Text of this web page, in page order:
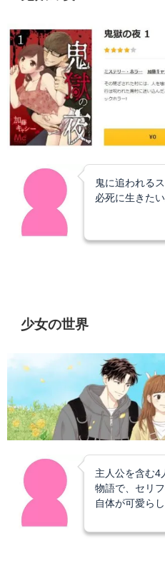
鬼に追われる
必死に生きた
少女の世界
主人公を含む4
物語で、セリ
自体が可愛ら